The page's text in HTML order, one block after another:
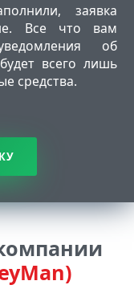
заявка
Все что вам
об
всего лишь
средства.